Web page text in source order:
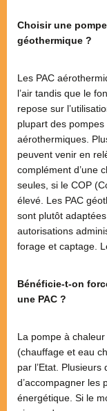
Choisir une
géothermique ?
Les PAC
l’air tandis que le
repose sur
plupart des
aérothermiques.
peuvent venir en
complément d’une
seules, si le COP
élevé. Les PAC
sont plutôt
autorisations
forage et captage.
Bénéficie-t-on
une PAC ?
La pompe à
(chauffage et eau
par l’Etat.
d’accompagner les
énergétique. Si le